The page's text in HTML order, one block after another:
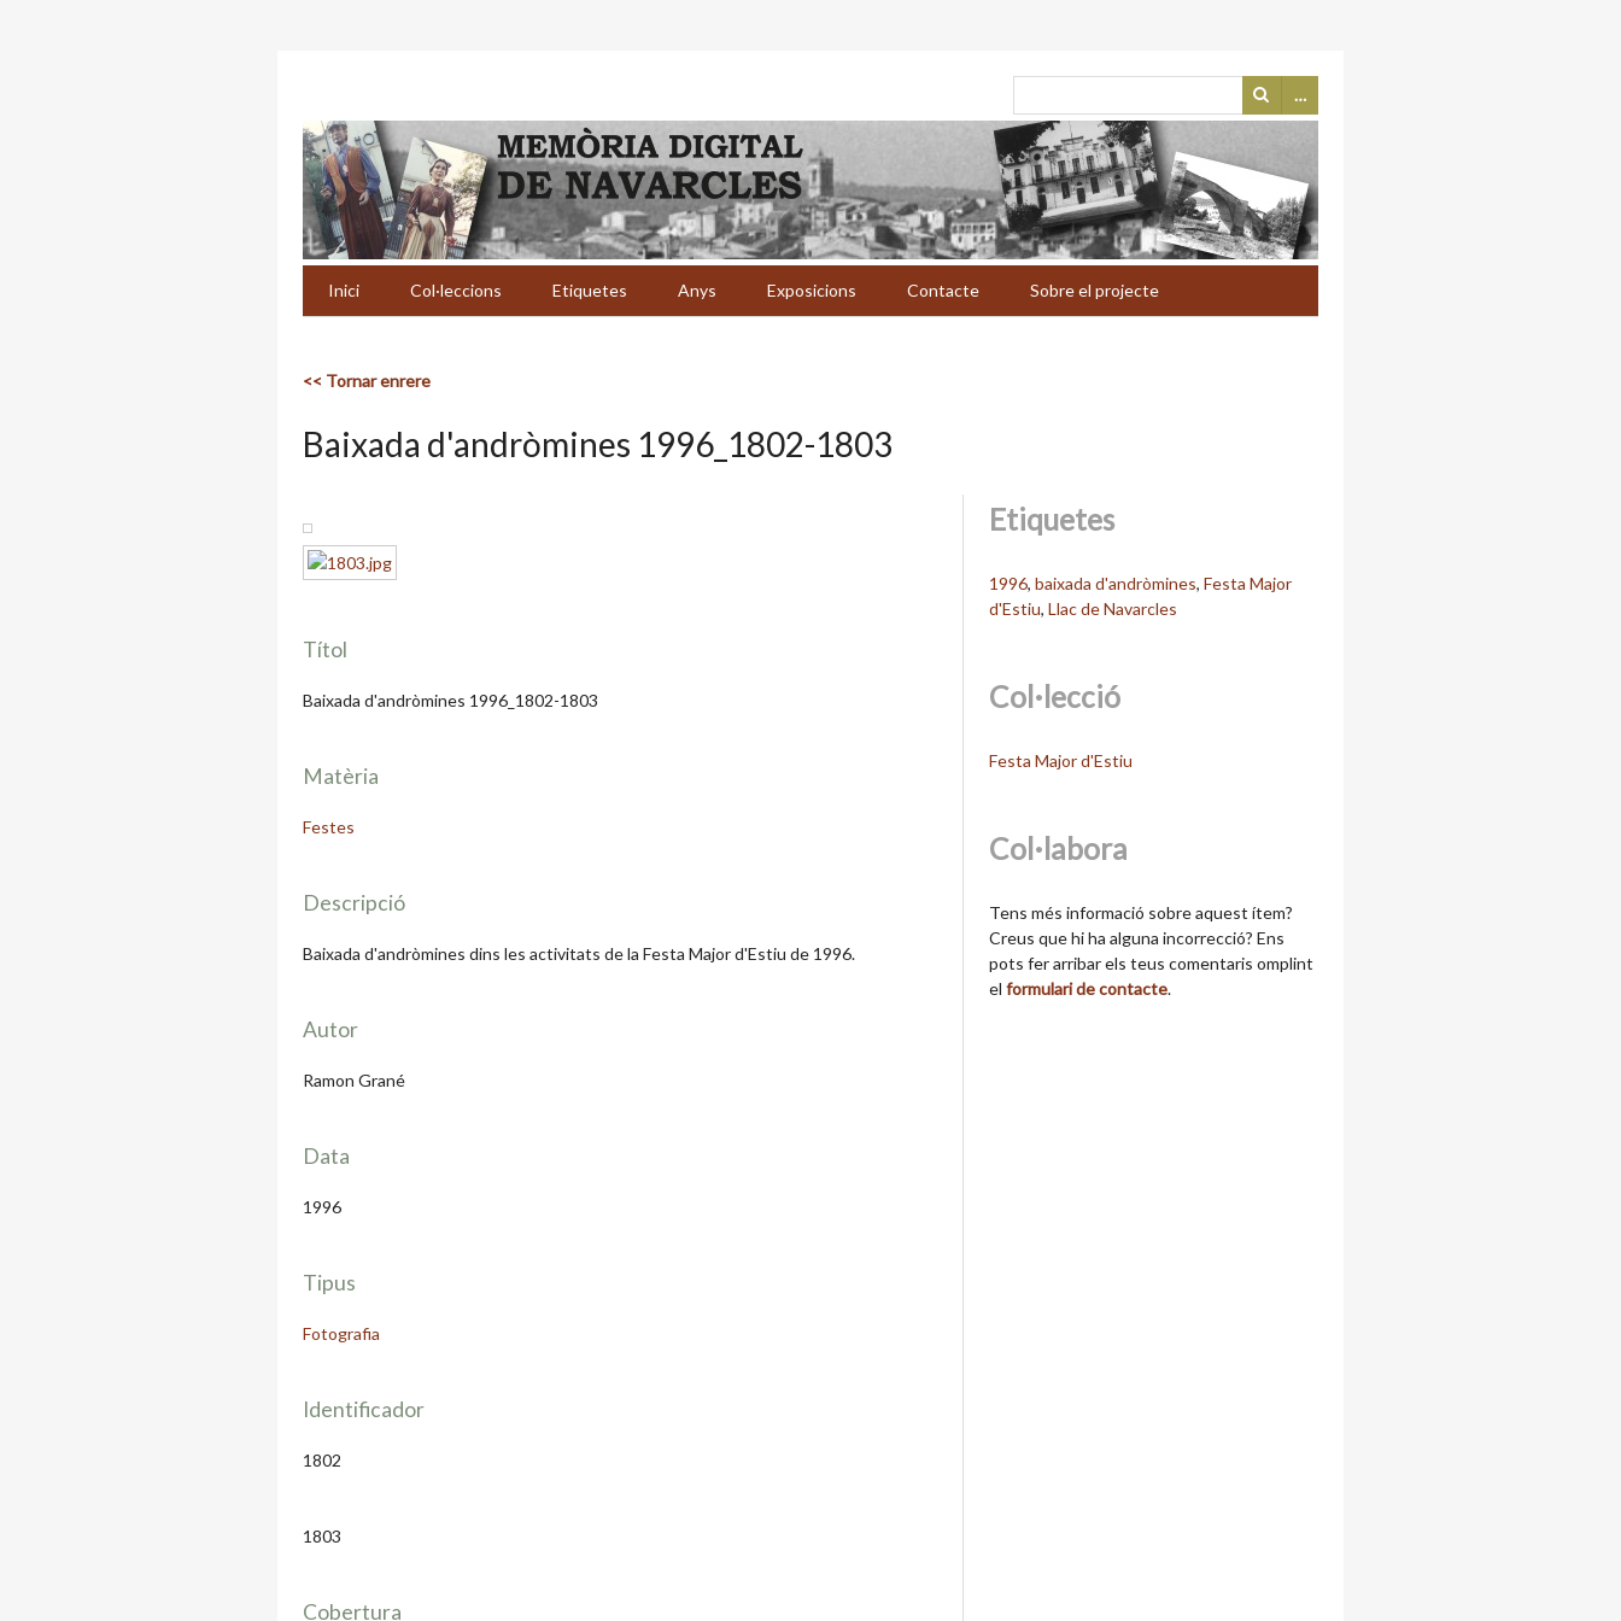
…
Inici Col·leccions Etiquetes Anys Exposicions Contacte Sobre el projecte
<< Tornar enrere
Baixada d'andròmines 1996_1802-1803
Títol
Baixada d'andròmines 1996_1802-1803
Matèria
Festes
Descripció
Baixada d'andròmines dins les activitats de la Festa Major d'Estiu de 1996.
Autor
Ramon Grané
Data
1996
Tipus
Fotografia
Identificador
1802
1803
Cobertura
Etiquetes
1996,baixada d'andròmines,Festa Major
d'Estiu,Llac de Navarcles
Col·lecció
Festa Major d'Estiu
Col·labora
Tens més informació sobre aquest ítem?
Creus que hi ha alguna incorrecció? Ens
pots fer arribar els teus comentaris omplint
elformulari de contacte.